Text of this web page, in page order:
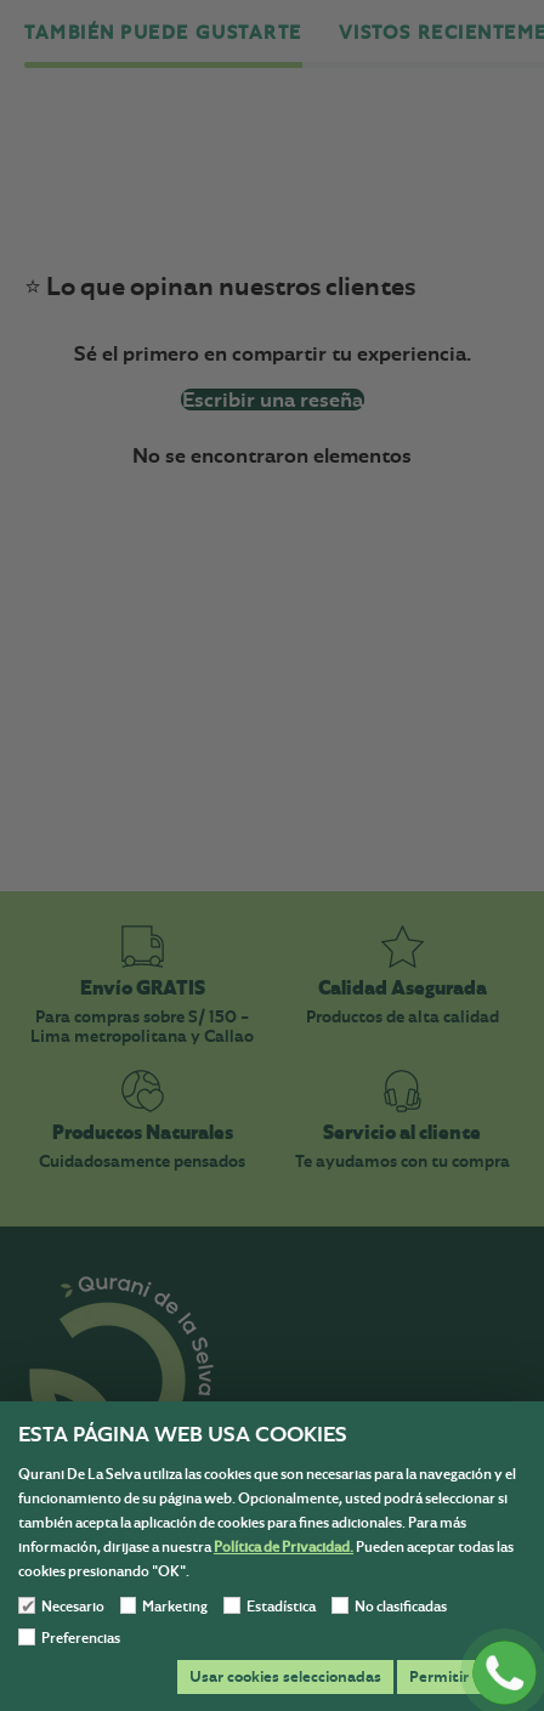
TAMBIÉN PUEDE GUSTARTE VISTOS
⭐ Lo que opinan nuestros clientes
Sé el primero en compartir tu experiencia.
Escribir una reseña
No se encontraron elementos
Envío GRATIS
Para compras sobre S/ 150 -
Lima metropolitana y Callao
Calidad Asegurada
Productos de alta calidad
Productos Naturales
Cuidadosamente pensados
Servicio al cliente
Te ayudamos con tu compra
Menú
Información
Contáctanos
Escríbenos y resolvemos todas tus dudas para ayudarte en
ESTA PÁGINA WEB USA COOKIES
Qurani De La Selva utiliza las cookies que son necesarias para la navegación y el
funcionamiento de su página web. Opcionalmente, usted podrá seleccionar si
también acepta la aplicación de cookies para fines adicionales. Para más
información, dirijase a nuestraPolítica de Privacidad.Pueden aceptar todas las
cookies presionando "OK".
Necesario
Marketing Estadística
No clasificadas
Preferencias
Usar cookies seleccionadas Permitir todas